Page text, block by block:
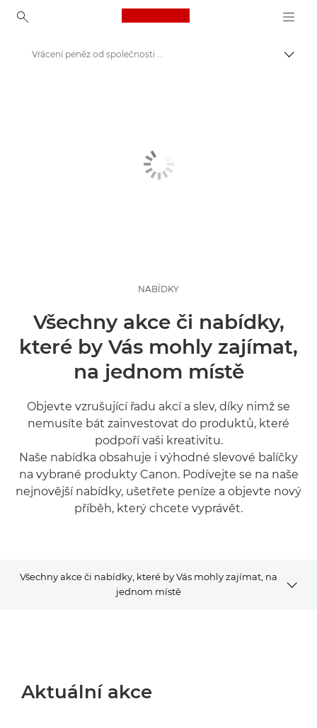
Canon Logo, back to
Vrácení peněz od společnosti Canon | Nabídky | Akce
NABÍDKY
Všechny akce či nabídky,
které by Vás mohly zajímat,
na jednom místě
Objevte vzrušující řadu akcí a slev, díky nimž se
nemusíte bát zainvestovat do produktů, které
podpoří vaši kreativitu.
Naše nabídka obsahuje i výhodné slevové balíčky
na vybrané produkty Canon. Podívejte se na naše
nejnovější nabídky, ušetřete peníze a objevte nový
příběh, který chcete vyprávět.
Všechny akce či nabídky, které by Vás mohly zajímat, na
jednom místě
Kalkulačka slev
Aktuální akce